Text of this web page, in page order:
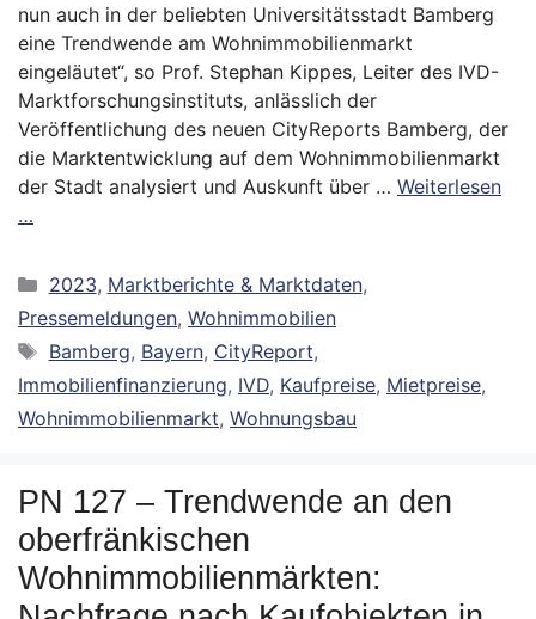
nun auch in der beliebten Universitätsstadt Bamberg
eine Trendwende am Wohnimmobilienmarkt
eingeläutet“, so Prof. Stephan Kippes, Leiter des IVD-
Marktforschungsinstituts, anlässlich der
Veröffentlichung des neuen CityReports Bamberg, der
die Marktentwicklung auf dem Wohnimmobilienmarkt
der Stadt analysiert und Auskunft über … Weiterlesen
…
Kategorien
2023, Marktberichte & Marktdaten,
Pressemeldungen, Wohnimmobilien
Schlagwörter
Bamberg, Bayern, CityReport,
Immobilienfinanzierung, IVD, Kaufpreise, Mietpreise,
Wohnimmobilienmarkt, Wohnungsbau
PN 127 – Trendwende an den
oberfränkischen
Wohnimmobilienmärkten: